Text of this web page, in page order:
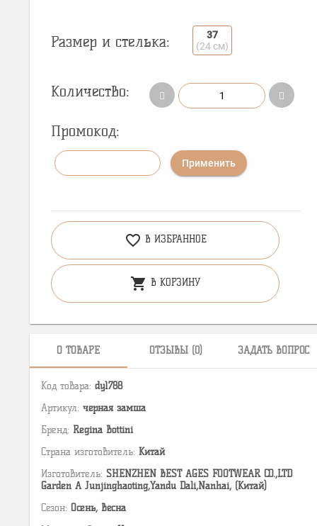
Размер и стелька:
37
(24 см)
Количество:
Промокод:
Применить
favorite_border В ИЗБРАННОЕ
shopping_cart В КОРЗИНУ
О ТОВАРЕ ОТЗЫВЫ (0) ЗАДАТЬ ВОПРОС
Код товара: dy1788
Артикул: черная замша
Бренд: Regina Bottini
Страна изготовитель: Китай
Изготовитель: SHENZHEN BEST AGES FOOTWEAR CO.,LTD
Garden A Junjinghaoting,Yandu Dali,Nanhai, (Китай)
Сезон: Осень, Весна